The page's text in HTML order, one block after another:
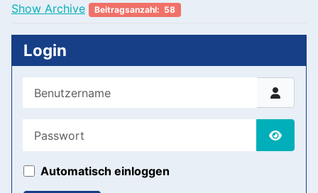
Show Archive Beitragsanzahl: 58
Login
Automatisch einloggen